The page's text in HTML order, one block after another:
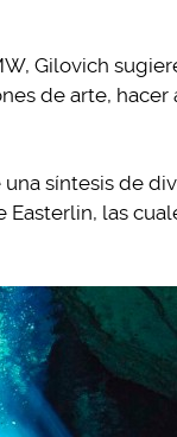
Gilovich
de arte, hacer
síntesis de
las